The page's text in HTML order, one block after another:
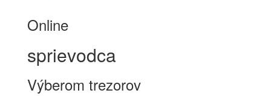
Online
sprievodca
Výberom trezorov